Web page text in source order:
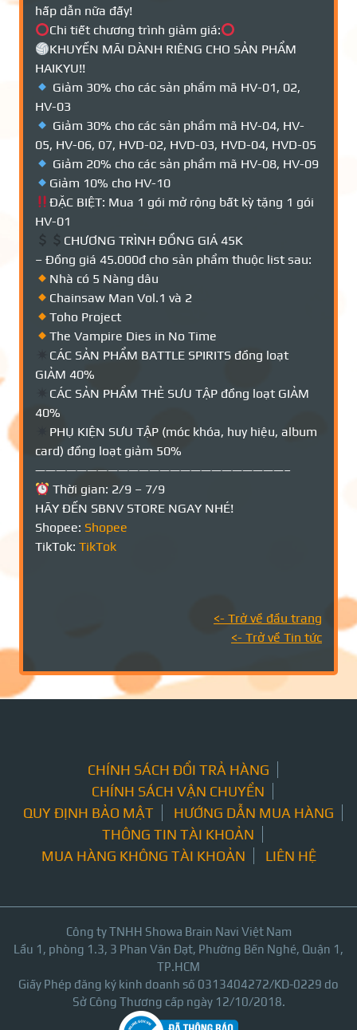
hấp dẫn nữa đấy!
Chi tiết chương trình giảm giá:
KHUYẾN MÃI DÀNH RIÊNG CHO SẢN PHẨM
HAIKYU!!
Giảm 30% cho các sản phẩm mã HV-01, 02,
HV-03
Giảm 30% cho các sản phẩm mã HV-04, HV-
05, HV-06, 07, HVD-02, HVD-03, HVD-04, HVD-05
Giảm 20% cho các sản phẩm mã HV-08, HV-09
Giảm 10% cho HV-10
ĐẶC BIỆT: Mua 1 gói mở rộng bất kỳ tặng 1 gói
HV-01
CHƯƠNG TRÌNH ĐỒNG GIÁ 45K
– Đồng giá 45.000đ cho sản phẩm thuộc list sau:
Nhà có 5 Nàng dâu
Chainsaw Man Vol.1 và 2
Toho Project
The Vampire Dies in No Time
CÁC SẢN PHẨM BATTLE SPIRITS đồng loạt
GIẢM 40%
CÁC SẢN PHẨM THẺ SƯU TẬP đồng loạt GIẢM
40%
PHỤ KIỆN SƯU TẬP (móc khóa, huy hiệu, album
card) đồng loạt giảm 50%
————————————————————————–
Thời gian: 2/9 – 7/9
HÃY ĐẾN SBNV STORE NGAY NHÉ!
Shopee: Shopee
TikTok: TikTok
<- Trở về đầu trang
<- Trở về Tin tức
CHÍNH SÁCH ĐỔI TRẢ HÀNG
CHÍNH SÁCH VẬN CHUYỂN
QUY ĐỊNH BẢO MẬT
HƯỚNG DẪN MUA HÀNG
THÔNG TIN TÀI KHOẢN
MUA HÀNG KHÔNG TÀI KHOẢN
LIÊN HỆ
Công ty TNHH Showa Brain Navi Việt Nam
Lầu 1, phòng 1.3, 3 Phan Văn Đạt, Phường Bến Nghé, Quận 1,
TP.HCM
Giấy Phép đăng ký kinh doanh số 0313404272/KD-0229 do
Sở Công Thương cấp ngày 12/10/2018.